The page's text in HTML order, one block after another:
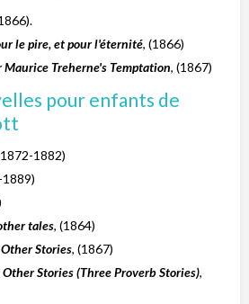
le pire, et pour l'éternité, (1866)
Maurice Treherne's Temptation, (1867)
pour enfants de
1882)
tales, (1864)
Stories, (1867)
Stories (Three Proverb Stories),